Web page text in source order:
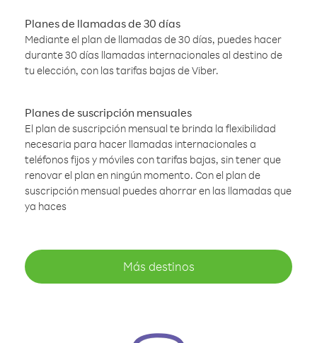
Planes de llamadas de 30 días
Mediante el plan de llamadas de 30 días, puedes hacer
durante 30 días llamadas internacionales al destino de
tu elección, con las tarifas bajas de Viber.
Planes de suscripción mensuales
El plan de suscripción mensual te brinda la flexibilidad
necesaria para hacer llamadas internacionales a
teléfonos fijos y móviles con tarifas bajas, sin tener que
renovar el plan en ningún momento. Con el plan de
suscripción mensual puedes ahorrar en las llamadas que
ya haces
Más destinos